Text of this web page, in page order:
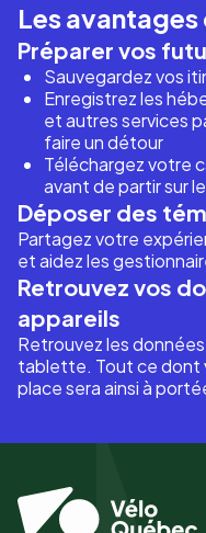
Les
Préparer vos
Sauvegardez vos
Enregistrez les
et autres services
faire un détour
Téléchargez votre
avant de partir sur
Déposer des
Partagez votre
et aidez les
Retrouvez vos
appareils
Retrouvez les
tablette. Tout ce dont
place sera ainsi à